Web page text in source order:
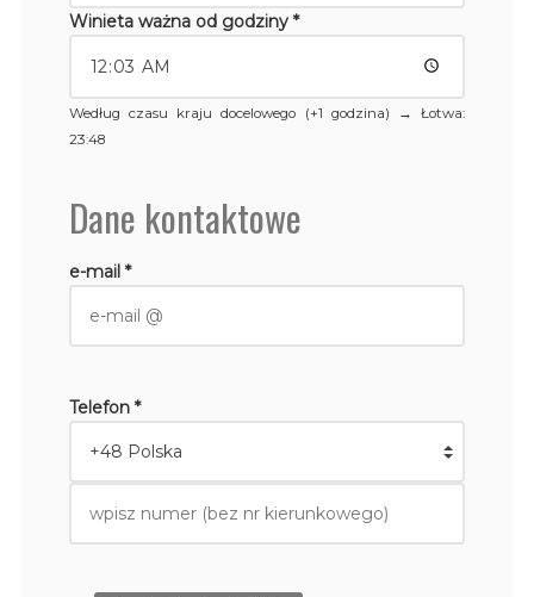
Winieta ważna od godziny *
Według czasu kraju docelowego (+1 godzina) →Łotwa:
23:48
Dane kontaktowe
e-mail *
Telefon *